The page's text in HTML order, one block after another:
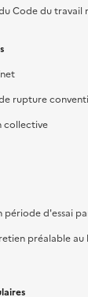
Code du travail
rupture
collective
d'essai
préalable